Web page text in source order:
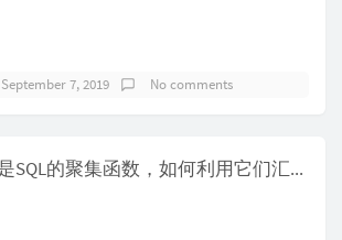
September 7, 2019 No comments
08-什么是SQL的聚集函数，如何利用它们汇总表的数据？